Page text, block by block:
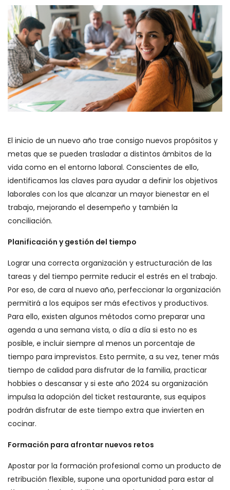
El inicio de un nuevo año trae consigo nuevos propósitos y
metas que se pueden trasladar a distintos ámbitos de la
vida como en el entorno laboral. Conscientes de ello,
identificamos las claves para ayudar a definir los objetivos
laborales con los que alcanzar un mayor bienestar en el
trabajo, mejorando el desempeño y también la
conciliación.
Planificación y gestión del tiempo
Lograr una correcta organización y estructuración de las
tareas y del tiempo permite reducir el estrés en el trabajo.
Por eso, de cara al nuevo año, perfeccionar la organización
permitirá a los equipos ser más efectivos y productivos.
Para ello, existen algunos métodos como preparar una
agenda a una semana vista, o día a día si esto no es
posible, e incluir siempre al menos un porcentaje de
tiempo para imprevistos. Esto permite, a su vez, tener más
tiempo de calidad para disfrutar de la familia, practicar
hobbies o descansar y si este año 2024 su organización
impulsa la adopción del ticket restaurante, sus equipos
podrán disfrutar de este tiempo extra que invierten en
cocinar.
Formación para afrontar nuevos retos
Apostar por la formación profesional como un producto de
retribución flexible, supone una oportunidad para estar al